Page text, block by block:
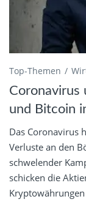
Top-Themen
Coronavirus
und Bitcoin
Das Coronavirus
Verluste an den
schwelender
schicken die